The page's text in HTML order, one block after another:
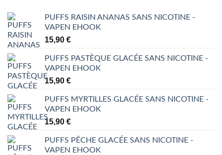
PUFFS RAISIN ANANAS SANS NICOTINE -
VAPEN EHOOK
15,90 €
PUFFS PASTÈQUE GLACÉE SANS NICOTINE -
VAPEN EHOOK
15,90 €
PUFFS MYRTILLES GLACÉE SANS NICOTINE -
VAPEN EHOOK
15,90 €
PUFFS PÊCHE GLACÉE SANS NICOTINE -
VAPEN EHOOK